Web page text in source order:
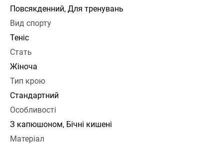
Повсякденний, Для тренувань
Вид спорту
Теніс
Стать
Жіноча
Тип крою
Стандартний
Особливості
З капюшоном, Бічні кишені
Матеріал